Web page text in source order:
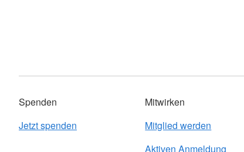
Spenden
Jetzt spenden
Mitwirken
Mitglied werden
Aktiven Anmeldung